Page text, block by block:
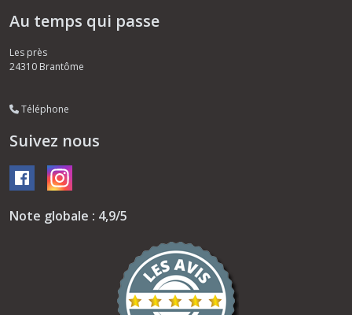
Au temps qui passe
Les près
24310 Brantôme
Téléphone
Suivez nous
Note globale : 4,9/5